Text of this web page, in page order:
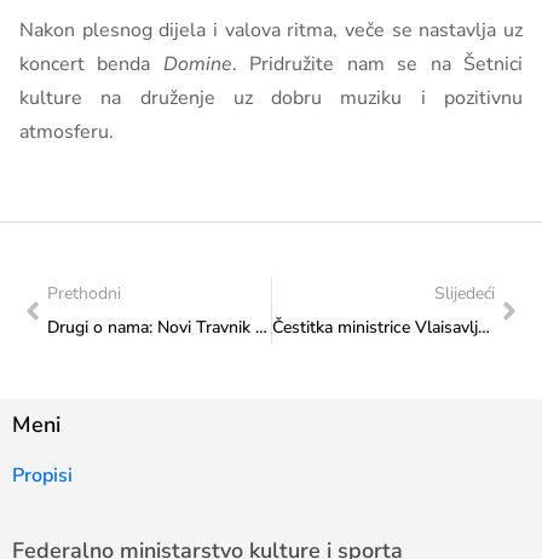
Nakon plesnog dijela i valova ritma, veče se nastavlja uz
koncert benda Domine. Pridružite nam se na Šetnici
kulture na druženje uz dobru muziku i pozitivnu
atmosferu.
Prethodni
Drugi o nama: Novi Travnik na Šetnici kulture
Slijedeći
Čestitka ministrice Vlaisavljević HKUD-u „Sveti Ante Cim“
Meni
Propisi
Federalno ministarstvo kulture i sporta